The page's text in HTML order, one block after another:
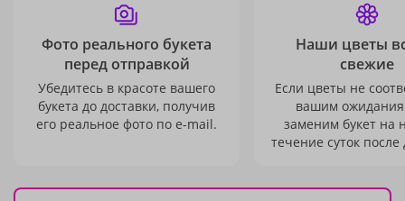
Фото реального букета
перед отправкой
Убедитесь в красоте вашего
букета до доставки, получив
его реальное фото по e-mail.
Наши цветы
свежие
Если цветы не
вашим
заменим букет на
течение суток после